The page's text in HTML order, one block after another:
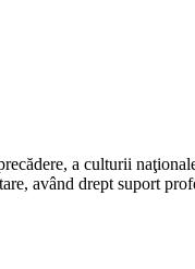
a culturii
având drept suport